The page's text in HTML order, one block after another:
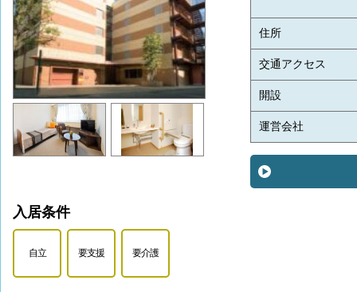
住所
交通アクセス
開設
運営会社
入居条件
自立 要支援 要介護